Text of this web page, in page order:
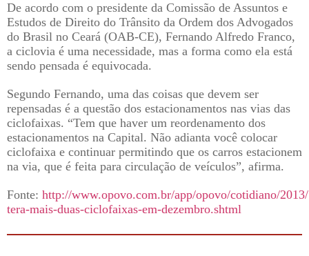
De acordo com o presidente da Comissão de Assuntos e
Estudos de Direito do Trânsito da Ordem dos Advogados
do Brasil no Ceará (OAB-CE), Fernando Alfredo Franco,
a ciclovia é uma necessidade, mas a forma como ela está
sendo pensada é equivocada.
Segundo Fernando, uma das coisas que devem ser
repensadas é a questão dos estacionamentos nas vias das
ciclofaixas. “Tem que haver um reordenamento dos
estacionamentos na Capital. Não adianta você colocar
ciclofaixa e continuar permitindo que os carros estacionem
na via, que é feita para circulação de veículos”, afirma.
Fonte: http://www.opovo.com.br/app/opovo/cotidiano/
tera-mais-duas-ciclofaixas-em-dezembro.shtml